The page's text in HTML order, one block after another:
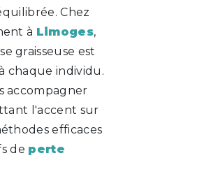
Chez
à Limoges,
graisseuse est
chaque individu.
accompagner
l'accent sur
efficaces
de perte